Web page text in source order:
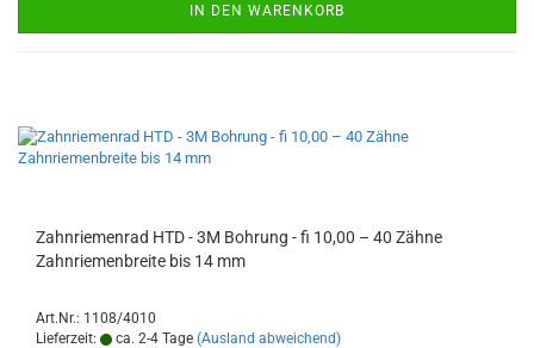
IN DEN WARENKORB
Zahnriemenrad HTD - 3M Bohrung - fi 10,00 – 40 Zähne
Zahnriemenbreite bis 14 mm
Art.Nr.: 1108/4010
Lieferzeit:
ca. 2-4 Tage (Ausland abweichend)